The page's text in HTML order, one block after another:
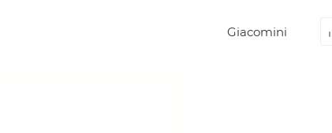
Giacomini